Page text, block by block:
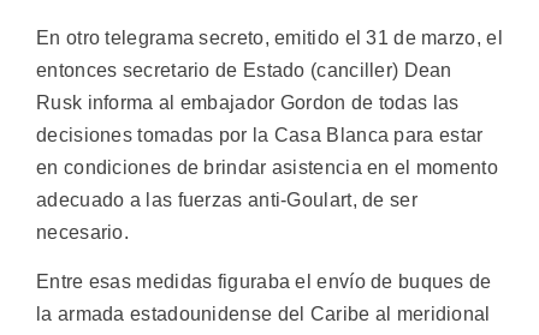
En otro telegrama secreto, emitido el 31 de marzo, el
entonces secretario de Estado (canciller) Dean
Rusk informa al embajador Gordon de todas las
decisiones tomadas por la Casa Blanca para estar
en condiciones de brindar asistencia en el momento
adecuado a las fuerzas anti-Goulart, de ser
necesario.
Entre esas medidas figuraba el envío de buques de
la armada estadounidense del Caribe al meridional